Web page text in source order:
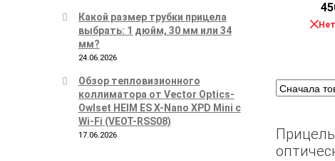
Какой размер трубки прицела
выбрать: 1 дюйм, 30 мм или 34
мм?
24.06.2026
Обзор тепловизионного
коллиматора от Vector Optics-
Owlset HEIM ES X-Nano XPD Mini с
Wi-Fi (VEOT-RSS08)
17.06.2026